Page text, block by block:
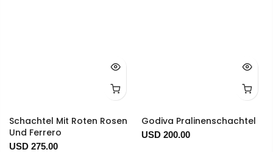
Schachtel Mit Roten Rosen
Und Ferrero
USD 275.00
Godiva Pralinenschachtel
USD 200.00